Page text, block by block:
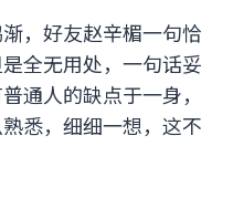
，好友赵辛楣一句恰
全无用处，一句话妥
通人的缺点于一身，
悉，细细一想，这不